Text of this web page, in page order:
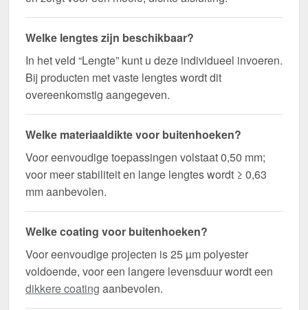
Welke lengtes zijn beschikbaar?
In het veld “Lengte” kunt u deze individueel invoeren.
Bij producten met vaste lengtes wordt dit
overeenkomstig aangegeven.
Welke materiaaldikte voor buitenhoeken?
Voor eenvoudige toepassingen volstaat 0,50 mm;
voor meer stabiliteit en lange lengtes wordt ≥ 0,63
mm aanbevolen.
Welke coating voor buitenhoeken?
Voor eenvoudige projecten is 25 µm polyester
voldoende, voor een langere levensduur wordt een
dikkere coating aanbevolen.